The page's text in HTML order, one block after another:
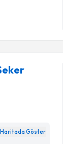
Haritada Göster